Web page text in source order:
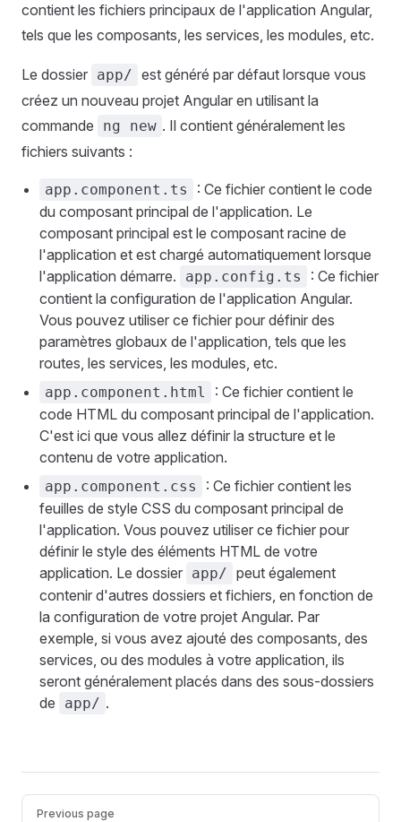
contient les fichiers principaux de l'application Angular,
tels que les composants, les services, les modules, etc.
Le dossier app/ est généré par défaut lorsque vous
créez un nouveau projet Angular en utilisant la
commande
ng new . Il contient généralement les
fichiers suivants :
app.component.ts
: Ce fichier contient le code
du composant principal de l'application. Le
composant principal est le composant racine de
l'application et est chargé automatiquement lorsque
l'application démarre.
app.config.ts
: Ce fichier
contient la configuration de l'application Angular.
Vous pouvez utiliser ce fichier pour définir des
paramètres globaux de l'application, tels que les
routes, les services, les modules, etc.
app.component.html
: Ce fichier contient le
code HTML du composant principal de l'application.
C'est ici que vous allez définir la structure et le
contenu de votre application.
app.component.css
: Ce fichier contient les
feuilles de style CSS du composant principal de
l'application. Vous pouvez utiliser ce fichier pour
définir le style des éléments HTML de votre
application. Le dossier app/ peut également
contenir d'autres dossiers et fichiers, en fonction de
la configuration de votre projet Angular. Par
exemple, si vous avez ajouté des composants, des
services, ou des modules à votre application, ils
seront généralement placés dans des sous-dossiers
de
app/ .
Pager
Previous page